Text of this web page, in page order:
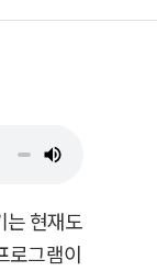
는 현재도
로그램이